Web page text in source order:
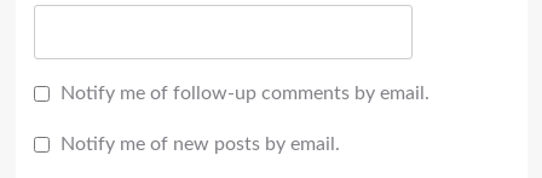
Notify me of follow-up comments by email.
Notify me of new posts by email.